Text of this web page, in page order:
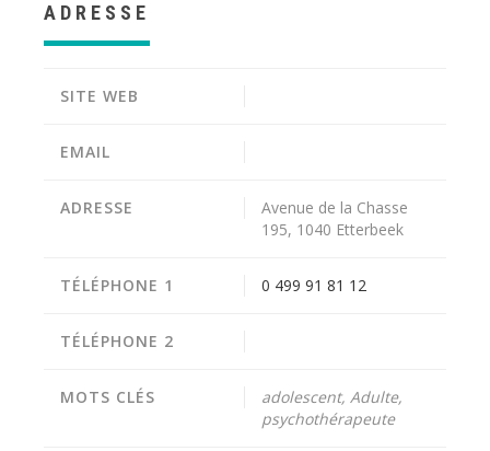
ADRESSE
SITE WEB
EMAIL
ADRESSE
Avenue de la Chasse
195, 1040 Etterbeek
TÉLÉPHONE 1 0 499 91 81 12
TÉLÉPHONE 2
MOTS CLÉS
adolescent, Adulte,
psychothérapeute